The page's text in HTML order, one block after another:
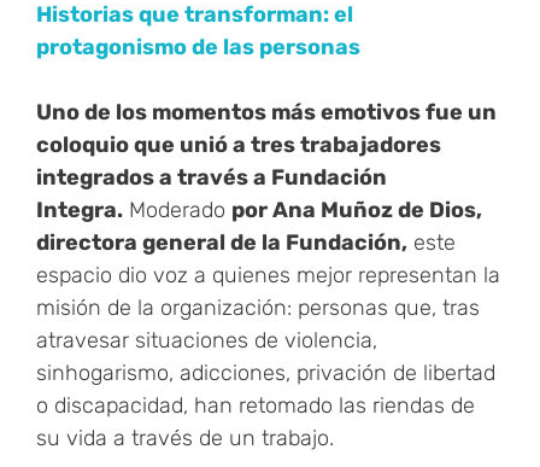
Historias que transforman: el
protagonismo de las personas
Uno de los momentos más emotivos fue un
coloquio que unió a tres trabajadores
integrados a través a Fundación
Integra. Moderado por Ana Muñoz de Dios,
directora general de la Fundación, este
espacio dio voz a quienes mejor representan la
misión de la organización: personas que, tras
atravesar situaciones de violencia,
sinhogarismo, adicciones, privación de libertad
o discapacidad, han retomado las riendas de
su vida a través de un trabajo.